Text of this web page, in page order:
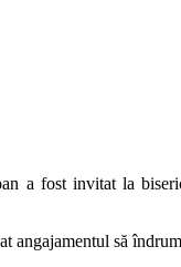
a fost invitat la
să